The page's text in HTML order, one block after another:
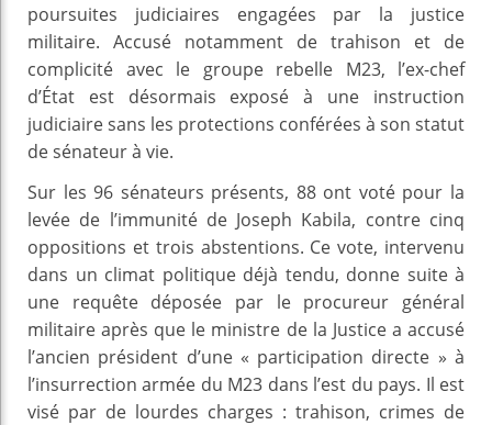
poursuites judiciaires engagées par la justice
militaire. Accusé notamment de trahison et de
complicité avec le groupe rebelle M23, l’ex-chef
d’État est désormais exposé à une instruction
judiciaire sans les protections conférées à son statut
de sénateur à vie.
Sur les 96 sénateurs présents, 88 ont voté pour la
levée de l’immunité de Joseph Kabila, contre cinq
oppositions et trois abstentions. Ce vote, intervenu
dans un climat politique déjà tendu, donne suite à
une requête déposée par le procureur général
militaire après que le ministre de la Justice a accusé
l’ancien président d’une « participation directe » à
l’insurrection armée du M23 dans l’est du pays. Il est
visé par de lourdes charges : trahison, crimes de